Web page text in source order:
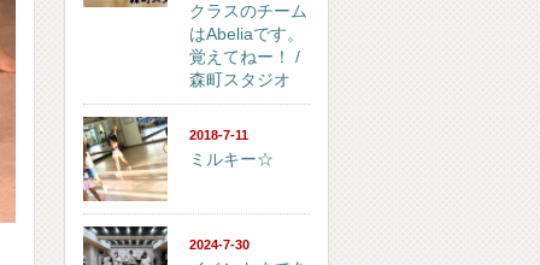
クラスのチーム
はAbeliaです。
覚えてねー！ /
森町スタジオ
2018-7-11
ミルキー☆
2024-7-30